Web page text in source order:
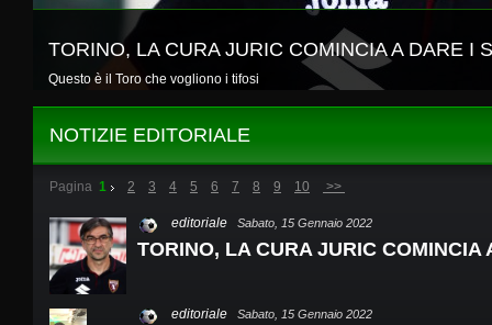
TORINO, LA CURA JURIC COMINCIA A DARE I
Questo è il Toro che vogliono i tifosi
NOTIZIE EDITORIALE
Pagina 1 2 3 4 5 6 7 8 9 10 >>
editoriale Sabato, 15 Gennaio 2022
TORINO, LA CURA JURIC COMINCIA
editoriale Sabato, 15 Gennaio 2022